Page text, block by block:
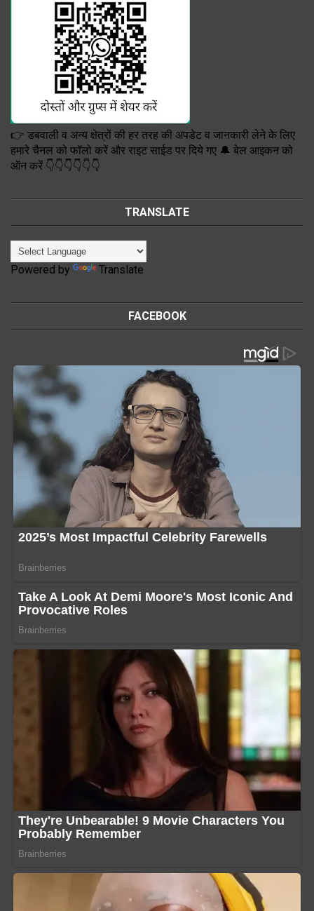
👉 डबवाली व अन्य क्षेत्रों की हर तरह की अपडेट व जानकारी लेने के लिए
हमारे चैनल को फॉलो करें और राइट साईड पर दिये गए 🔔 बेल आइकन को
ऑन करें 👇👇👇👇👇👇
TRANSLATE
Powered by Translate
FACEBOOK